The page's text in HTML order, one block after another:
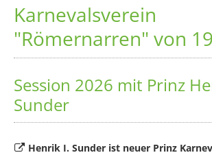
Karnevalsverein
"Römernarren" von
Session 2026 mit Prinz
Sunder
Henrik I. Sunder ist neuer Prinz